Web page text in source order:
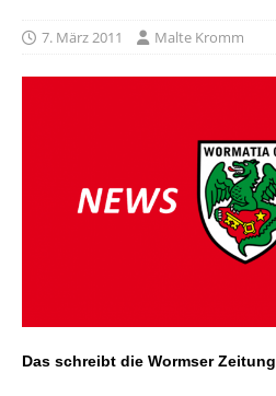
7. März 2011 Malte Kromm
Das schreibt die Wormser Zeitung